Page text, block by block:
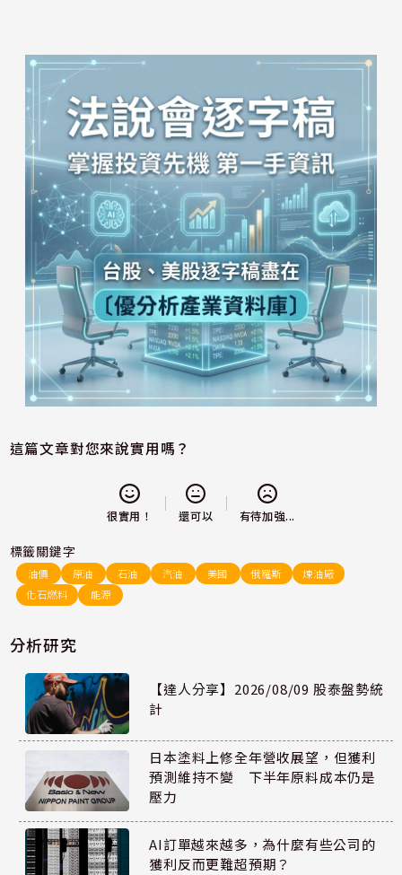
這篇文章對您來說實用嗎？
很實用！ 還可以 有待加強...
標籤關鍵字
油價 原油 石油 汽油 美國 俄羅斯
煉油廠
化石燃料
能源
分析研究
【達人分享】2026/08/09 股泰盤勢統
計
日本塗料上修全年營收展望，但獲利
預測維持不變 下半年原料成本仍是
壓力
AI訂單越來越多，為什麼有些公司的
獲利反而更難超預期？